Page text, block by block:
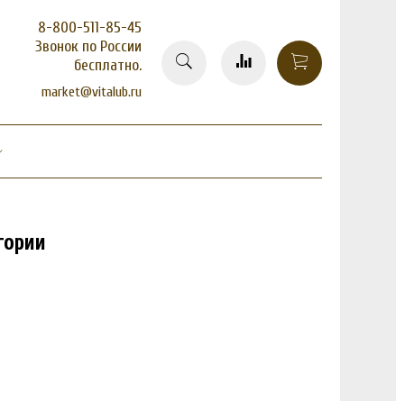
8-800-511-85-45
Звонок по России
бесплатно.
market@vitalub.ru